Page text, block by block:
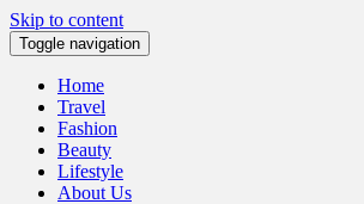
Skip to content
Toggle navigation
Home
Travel
Fashion
Beauty
Lifestyle
About Us